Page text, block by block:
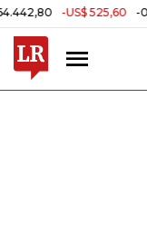
-US$ 525,60 -0,81%